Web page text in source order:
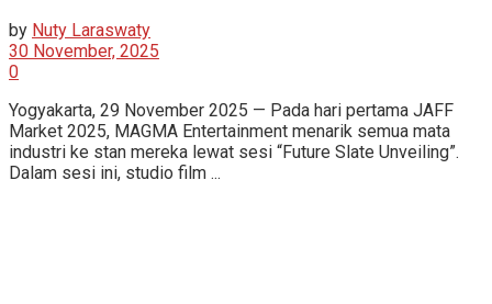
by Nuty Laraswaty
30 November, 2025
0
Yogyakarta, 29 November 2025 — Pada hari pertama JAFF
Market 2025, MAGMA Entertainment menarik semua mata
industri ke stan mereka lewat sesi “Future Slate Unveiling”.
Dalam sesi ini, studio film ...